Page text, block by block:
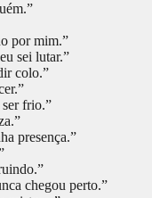
por mim.”
sei lutar.”
colo.”
frio.”
presença.”
chegou perto.”